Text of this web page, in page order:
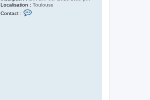
Localisation : Toulouse
Contact :